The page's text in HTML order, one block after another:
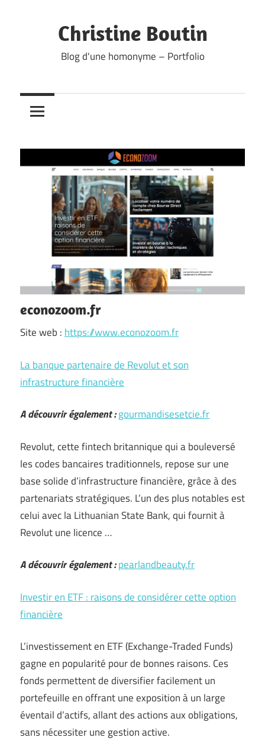
Christine Boutin
Blog d'une homonyme – Portfolio
econozoom.fr
Site web : https://www.econozoom.fr
La banque partenaire de Revolut et son
infrastructure financière
A découvrir également :gourmandisesetcie.fr
Revolut, cette fintech britannique qui a bouleversé
les codes bancaires traditionnels, repose sur une
base solide d’infrastructure financière, grâce à des
partenariats stratégiques. L’un des plus notables est
celui avec la Lithuanian State Bank, qui fournit à
Revolut une licence …
A découvrir également :pearlandbeauty.fr
Investir en ETF : raisons de considérer cette option
financière
L’investissement en ETF (Exchange-Traded Funds)
gagne en popularité pour de bonnes raisons. Ces
fonds permettent de diversifier facilement un
portefeuille en offrant une exposition à un large
éventail d’actifs, allant des actions aux obligations,
sans nécessiter une gestion active.